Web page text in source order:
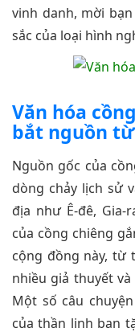
vinh danh, mời
sắc của loại hình
Văn hóa
bắt nguồn
Nguồn gốc của
dòng chảy lịch sử
địa như Ê-đê, Gia-
của cồng chiêng
cộng đồng này, từ
nhiều giả thuyết
Một số câu
của thần linh ban